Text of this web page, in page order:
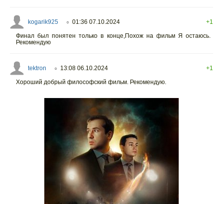
kogarik925 ○ 01:36 07.10.2024
+1
Финал был понятен только в конце,Похож на фильм Я остаюсь.
Рекомендую
tektron ○ 13:08 06.10.2024
+1
Хороший добрый философский фильм. Рекомендую.